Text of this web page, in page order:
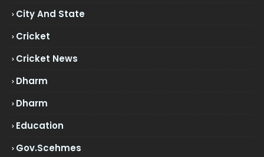
City And State
Cricket
Cricket News
Dharm
Dharm
Education
Gov.scehmes